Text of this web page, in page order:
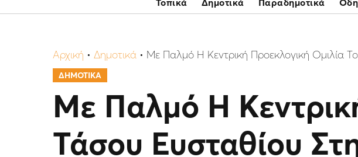
Τοπικά Δημοτικά Παραδημοτικά
Αρχική • Δημοτικά • Με Παλμό Η Κεντρική Προεκλογική Ομιλία
ΔΗΜΟΤΙΚΑ
Με Παλμό Η
Τάσου Ευσταθίου